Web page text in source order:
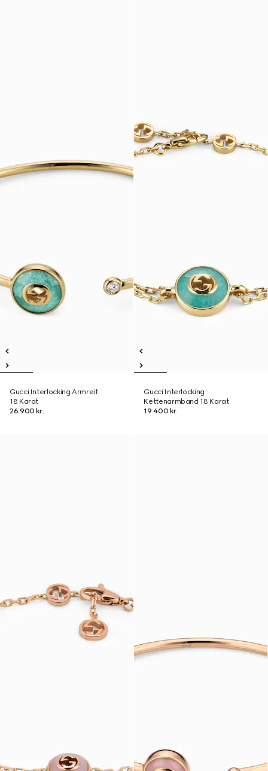
Gucci Interlocking Armreif
18 Karat
26.900 kr.
Gucci Interlocking
Kettenarmband 18 Karat
19.400 kr.